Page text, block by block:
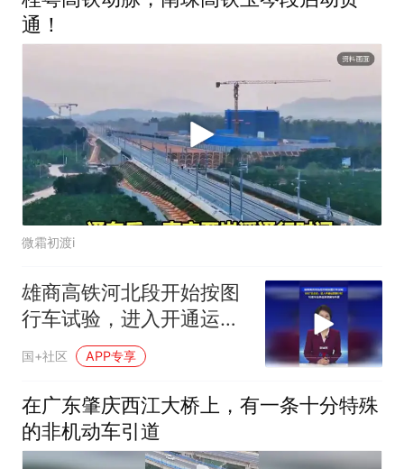
通！
微霜初渡i
雄商高铁河北段开始按图
行车试验，进入开通运营
倒计时，16座车站串起京
津冀与中原
国+社区 APP专享
在广东肇庆西江大桥上，有一条十分特殊
的非机动车引道